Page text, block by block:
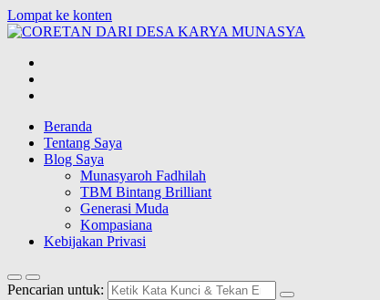
Lompat ke konten
Blog Wong Ndeso yang ingin berbagi berbagai hal di sekitarnya
Beranda
Tentang Saya
Blog Saya
Munasyaroh Fadhilah
TBM Bintang Brilliant
Generasi Muda
Kompasiana
Kebijakan Privasi
Pencarian untuk: